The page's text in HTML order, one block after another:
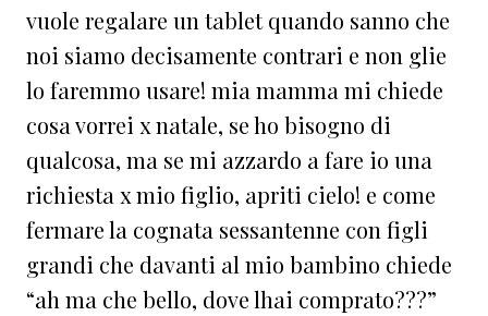
vuole regalare un tablet quando sanno che
noi siamo decisamente contrari e non glie
lo faremmo usare! mia mamma mi chiede
cosa vorrei x natale, se ho bisogno di
qualcosa, ma se mi azzardo a fare io una
richiesta x mio figlio, apriti cielo! e come
fermare la cognata sessantenne con figli
grandi che davanti al mio bambino chiede
“ah ma che bello, dove lhai comprato???”